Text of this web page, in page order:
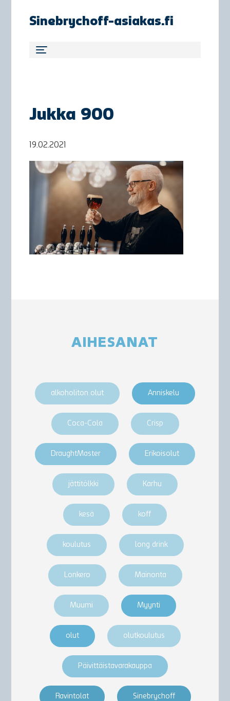
Sinebrychoff-asiakas.fi
Jukka 900
19.02.2021
AIHESANAT
alkoholiton olut Anniskelu
Coca-Cola Crisp
DraughtMaster Erikoisolut
jättitölkki Karhu
kesä koff
koulutus long drink
Lonkero Mainonta
Muumi Myynti
olut olutkoulutus
Päivittäistavarakauppa
Ravintolat Sinebrychoff